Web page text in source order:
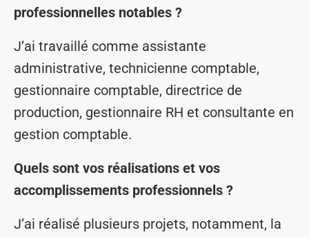
professionnelles notables ?
J’ai travaillé comme assistante
administrative, technicienne comptable,
gestionnaire comptable, directrice de
production, gestionnaire RH et consultante en
gestion comptable.
Quels sont vos réalisations et vos
accomplissements professionnels ?
J’ai réalisé plusieurs projets, notamment, la